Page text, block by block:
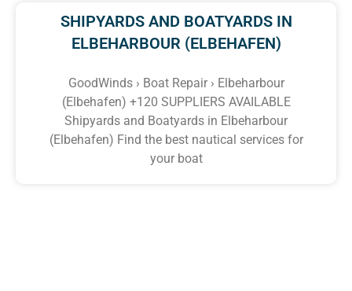
SHIPYARDS AND BOATYARDS IN
ELBEHARBOUR (ELBEHAFEN)
GoodWinds › Boat Repair › Elbeharbour
(Elbehafen) +120 SUPPLIERS AVAILABLE
Shipyards and Boatyards in Elbeharbour
(Elbehafen) Find the best nautical services for
your boat